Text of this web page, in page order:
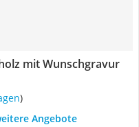
mit Wunschgravur
)
Angebote